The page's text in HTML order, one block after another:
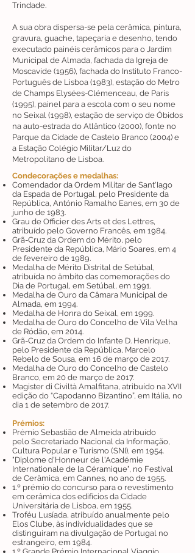
Trindade.
A sua obra dispersa-se pela cerâmica, pintura,
gravura, guache, tapeçaria e desenho, tendo
executado painéis cerâmicos para o Jardim
Municipal de Almada, fachada da Igreja de
Moscavide (1956), fachada do Instituto Franco-
Português de Lisboa (1983), estação do Metro
de Champs Elysées-Clémenceau, de Paris
(1995), painel para a escola com o seu nome
no Seixal (1998), estação de serviço de Óbidos
na auto-estrada do Atlântico (2000), fonte no
Parque da Cidade de Castelo Branco (2004) e
a Estação Colégio Militar/Luz do
Metropolitano de Lisboa.
Condecorações e medalhas:
Comendador da Ordem Militar de Sant'Iago
da Espada de Portugal, pelo Presidente da
República, António Ramalho Eanes, em 30 de
junho de 1983.
Grau de Officier des Arts et des Lettres,
atribuído pelo Governo Francês, em 1984.
Grã-Cruz da Ordem do Mérito, pelo
Presidente da República, Mário Soares, em 4
de fevereiro de 1989.
Medalha de Mérito Distrital de Setúbal,
atribuída no âmbito das comemorações do
Dia de Portugal, em Setúbal, em 1991.
Medalha de Ouro da Câmara Municipal de
Almada, em 1994.
Medalha de Honra do Seixal, em 1999.
Medalha de Ouro do Concelho de Vila Velha
de Ródão, em 2014.
Grã-Cruz da Ordem do Infante D. Henrique,
pelo Presidente da República, Marcelo
Rebelo de Sousa, em 16 de março de 2017.
Medalha de Ouro do Concelho de Castelo
Branco, em 20 de março de 2017.
Magister di Civiltà Amalfitana, atribuído na XVII
edição do “Capodanno Bizantino”, em Itália, no
dia 1 de setembro de 2017.
Prémios:
Prémio Sebastião de Almeida atribuído
pelo Secretariado Nacional da Informação,
Cultura Popular e Turismo (SNI), em 1954.
"Diplome d'Honneur de l'Académie
Internationale de la Céramique", no Festival
de Cerâmica, em Cannes, no ano de 1955.
1.º prémio do concurso para o revestimento
em cerâmica dos edifícios da Cidade
Universitária de Lisboa, em 1955.
Troféu Lusíada, atribuído anualmente pelo
Elos Clube, às individualidades que se
distinguiram na divulgação de Portugal no
estrangeiro, em 1984.